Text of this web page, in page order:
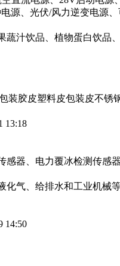
源、光伏/风力逆变电源、
汁饮品、植物蛋白饮品
装胶皮塑料皮包装皮不
13:18
器、电力覆冰检测传感
化气、给排水和工业机械
14:50